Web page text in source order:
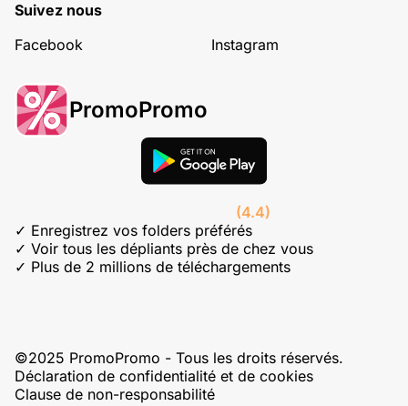
Suivez nous
Facebook
Instagram
PromoPromo
(4.4)
✓ Enregistrez vos folders préférés
✓ Voir tous les dépliants près de chez vous
✓ Plus de 2 millions de téléchargements
©2025 PromoPromo - Tous les droits réservés.
Déclaration de confidentialité et de cookies
Clause de non-responsabilité